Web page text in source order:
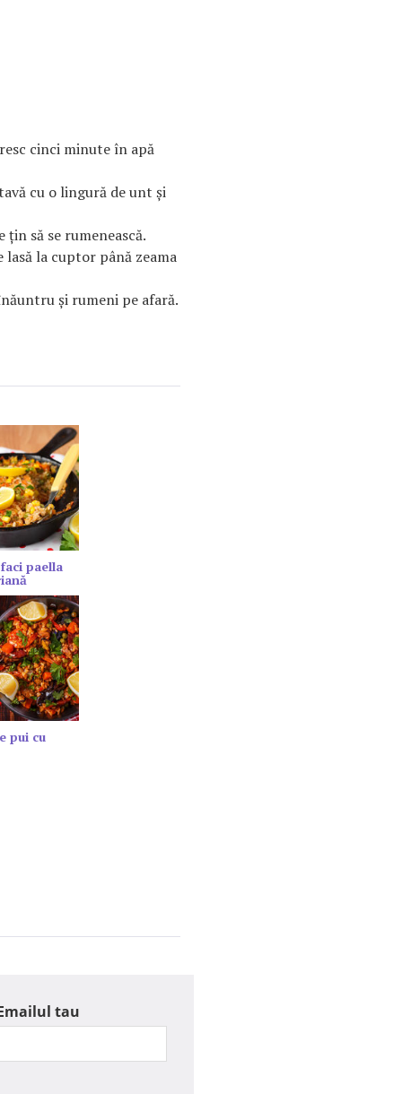
cinci minute în apă
cu o lingură de unt şi
să se rumenească.
lasă la cuptor până zeama
şi rumeni pe afară.
paella
pui cu
tau